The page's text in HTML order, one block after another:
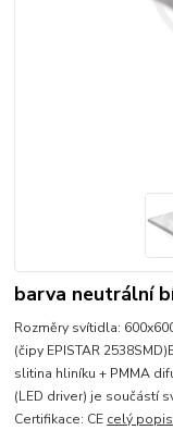
barva neutrální
Rozměry svítidla:
(čipy EPISTAR
slitina hliníku + PMMA
(LED driver) je součástí
Certifikace: CE celý popis